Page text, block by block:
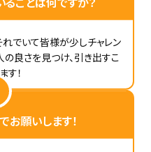
れでいて皆様が少しチャレン
の良さを見つけ、引き出すこ
す！
願いします！